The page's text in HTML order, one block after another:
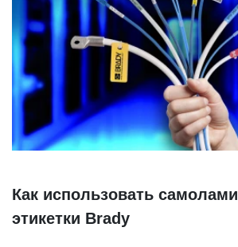
Как использовать
этикетки Brady